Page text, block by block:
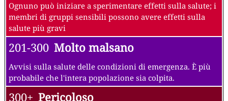
Ognuno può iniziare a sperimentare effetti sulla salute; i
membri di gruppi sensibili possono avere effetti sulla
salute più gravi
201-300 Molto malsano
Avvisi sulla salute delle condizioni di emergenza. È più
probabile che l'intera popolazione sia colpita.
300+ Pericoloso